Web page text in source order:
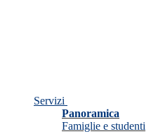
Servizi
Panoramica
Famiglie e studenti